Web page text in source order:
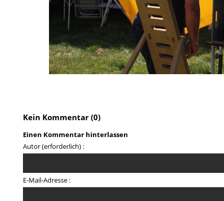
Kein Kommentar (0)
Einen Kommentar hinterlassen
Autor (erforderlich) :
E-Mail-Adresse :